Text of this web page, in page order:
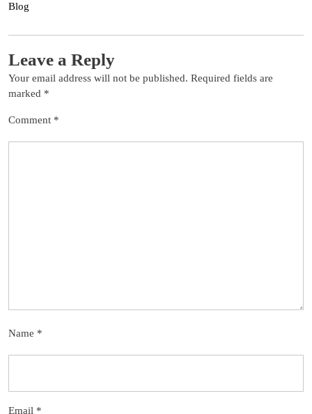
Blog
Leave a Reply
Your email address will not be published. Required fields are
marked *
Comment *
Name *
Email *